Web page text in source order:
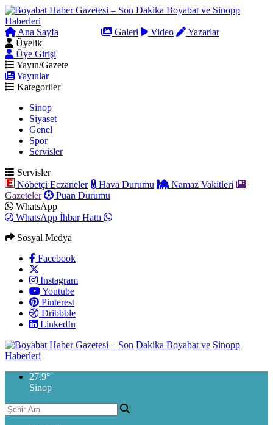
Ana Sayfa Galeri Video
Yazarlar
Üyelik
Üye Girişi
Yayın/Gazete
Yayınlar
Kategoriler
Sinop
Siyaset
Genel
Spor
Servisler
Servisler
Nöbetçi Eczaneler
Hava Durumu
Namaz Vakitleri
Gazeteler
Puan Durumu
WhatsApp
WhatsApp İhbar Hattı
Sosyal Medya
Facebook
Instagram
Youtube
Pinterest
Dribbble
LinkedIn
27.9°
Sinop